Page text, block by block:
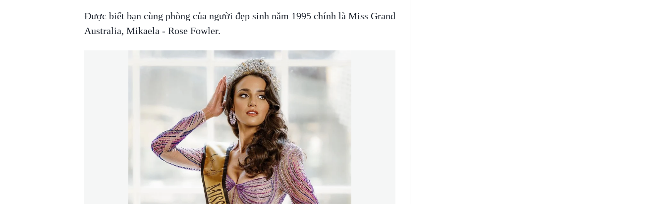
Được biết bạn cùng phòng của người đẹp sinh năm 1995 chính là Miss Grand
Australia, Mikaela - Rose Fowler.